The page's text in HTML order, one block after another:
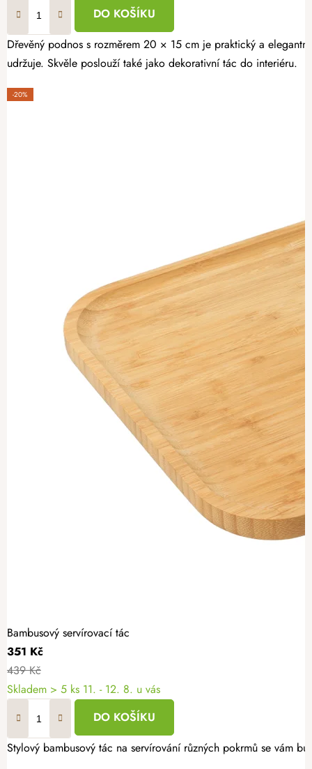
DO KOŠÍKU
Dřevěný podnos s rozměrem 20 × 15 cm je praktický a
udržuje. Skvěle poslouží také jako dekorativní tác do interiéru.
-20%
Bambusový servírovací tác
351 Kč
439 Kč
Skladem > 5 ks 11. - 12. 8. u vás
DO KOŠÍKU
Stylový bambusový tác na servírování různých pokrmů se vám